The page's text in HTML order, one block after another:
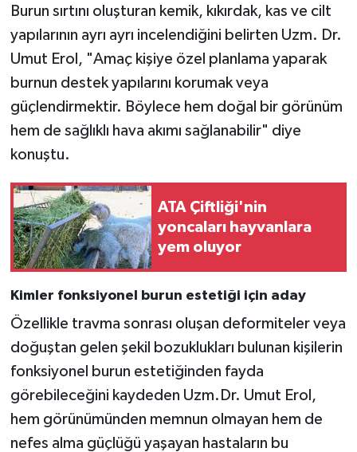
Burun sırtını oluşturan kemik, kıkırdak, kas ve cilt
yapılarının ayrı ayrı incelendiğini belirten Uzm. Dr.
Umut Erol, "Amaç kişiye özel planlama yaparak
burnun destek yapılarını korumak veya
güçlendirmektir. Böylece hem doğal bir görünüm
hem de sağlıklı hava akımı sağlanabilir" diye
konuştu.
ATA Çiftliği'nin
yoncaları hayvanlara
yem oluyor
Kimler fonksiyonel burun estetiği için aday
Özellikle travma sonrası oluşan deformiteler veya
doğuştan gelen şekil bozuklukları bulunan kişilerin
fonksiyonel burun estetiğinden fayda
görebileceğini kaydeden Uzm.Dr. Umut Erol,
hem görünümünden memnun olmayan hem de
nefes alma güçlüğü yaşayan hastaların bu